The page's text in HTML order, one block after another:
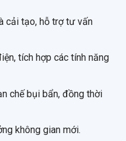
cải tạo, hỗ trợ tư vấn
tích hợp các tính năng
chế bụi bẩn, đồng thời
không gian mới.